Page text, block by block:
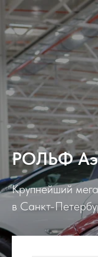
РОЛЬФ
Крупнейший
в Cанкт-